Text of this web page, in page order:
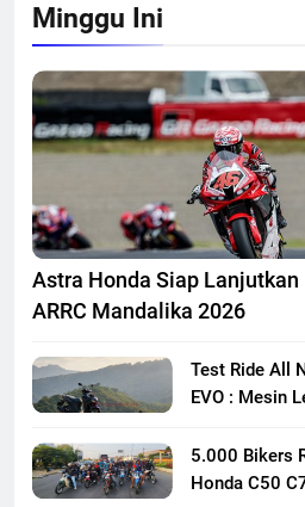
Minggu Ini
Astra Honda Siap
ARRC Mandalika 2026
Test Ride All
EVO : Mesin
5.000 Bikers
Honda C50